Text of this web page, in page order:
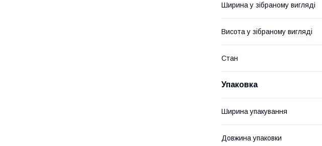
Ширина у зібраному вигляді
Висота у зібраному вигляді
Стан
Упаковка
Ширина упакування
Довжина упаковки